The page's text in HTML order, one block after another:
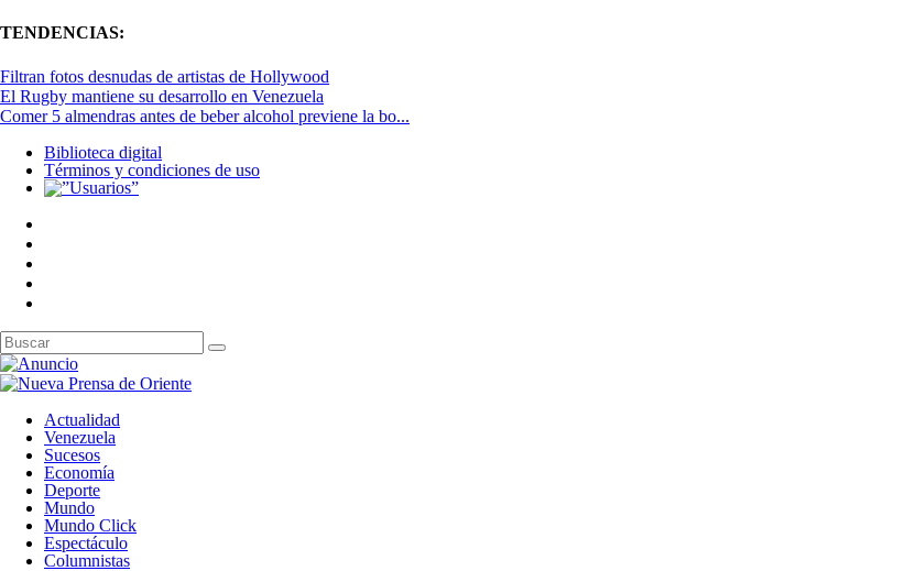
TENDENCIAS:
Filtran fotos desnudas de artistas de Hollywood
El Rugby mantiene su desarrollo en Venezuela
Comer 5 almendras antes de beber alcohol previene la bo...
Biblioteca digital
Términos y condiciones de uso
Actualidad
Venezuela
Sucesos
Economía
Deporte
Mundo
Mundo Click
Espectáculo
Columnistas